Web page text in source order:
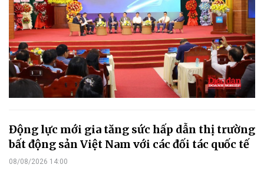
Động lực mới gia tăng sức hấp dẫn thị trường
bất động sản Việt Nam với các đối tác quốc tế
08/08/2026 14:00